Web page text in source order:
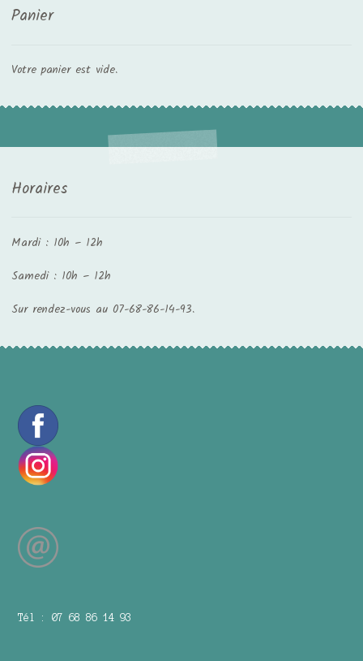
Panier
Votre panier est vide.
Horaires
Mardi : 10h – 12h
Samedi : 10h – 12h
Sur rendez-vous au 07-68-86-14-93.
Tél : 07 68 86 14 93